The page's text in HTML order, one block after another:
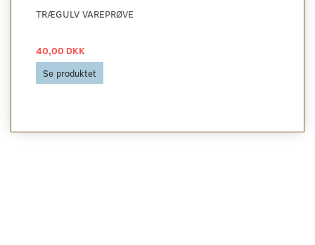
TRÆGULV VAREPRØVE
40,00 DKK
Se produktet